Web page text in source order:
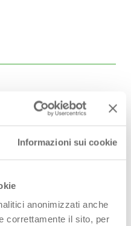
Informazioni sui cookie
anonimizzati anche
correttamente il sito, per
di